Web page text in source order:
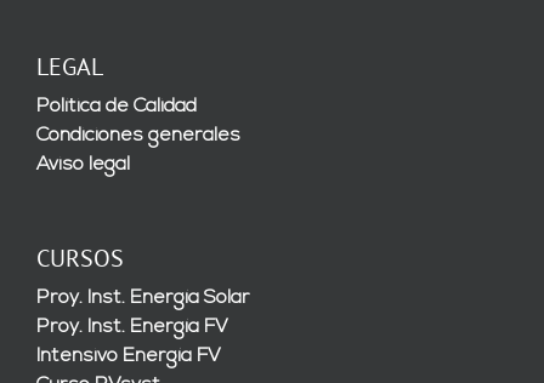
LEGAL
Política de Calidad
Condiciones generales
Aviso legal
CURSOS
Proy. Inst. Energía Solar
Proy. Inst. Energía FV
Intensivo Energía FV